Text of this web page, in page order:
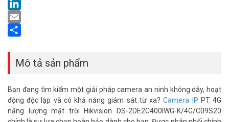
LinkedIn
Email
Mô tả sản phẩm
Bạn đang tìm kiếm một giải pháp camera an ninh không dây, hoạt
động độc lập và có khả năng giám sát từ xa?Camera IP PT 4G
năng lượng mặt trời Hikvision DS-2DE2C400IWG-K/4G/C09S20